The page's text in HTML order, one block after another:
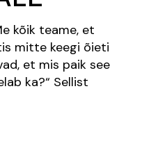
kõik teame, et
mitte keegi õieti
et mis paik see
ka?“ Sellist